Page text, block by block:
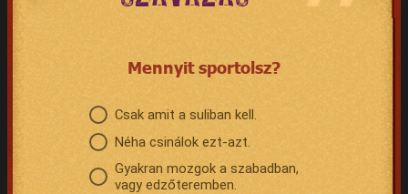
Mennyit sportolsz?
Csak amit a suliban kell.
Néha csinálok ezt-azt.
Gyakran mozgok a szabadban,
vagy edzőteremben.